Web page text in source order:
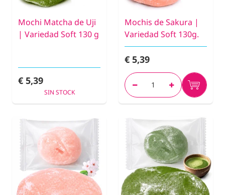
Mochi Matcha de Uji
| Variedad Soft 130 g
€ 5,39
SIN STOCK
Mochis de Sakura |
Variedad Soft 130g.
€ 5,39